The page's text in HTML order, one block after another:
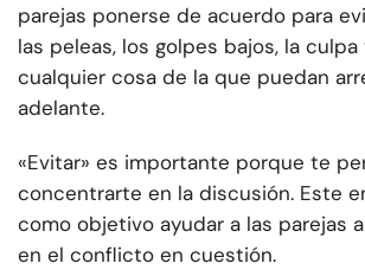
parejas ponerse de acuerdo para
las peleas, los golpes bajos, la
cualquier cosa de la que puedan
adelante.
«Evitar» es importante porque te
concentrarte en la discusión. Este
como objetivo ayudar a las parejas
en el conflicto en cuestión.